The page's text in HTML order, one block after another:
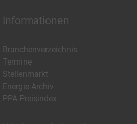
Informationen
Branchenverzeichnis
Termine
Stellenmarkt
Energie-Archiv
PPA-Preisindex